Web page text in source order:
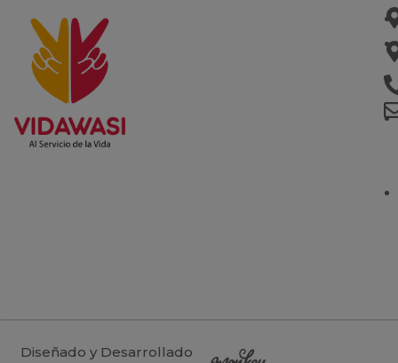
Diseñado y Desarrollado